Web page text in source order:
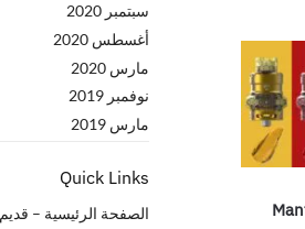
سبتمبر 2020
أغسطس 2020
مارس 2020
نوفمبر 2019
مارس 2019
Quick Links
الصفحة الرئيسية – قدیم